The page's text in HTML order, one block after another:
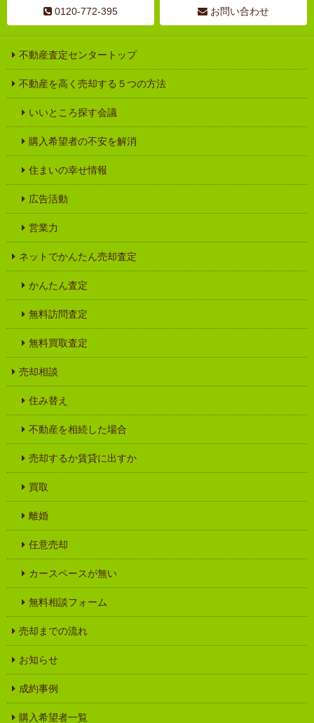
0120-772-395 お問い合わせ
不動産査定センタートップ
不動産を高く売却する５つの方法
いいところ探す会議
購入希望者の不安を解消
住まいの幸せ情報
広告活動
営業力
ネットでかんたん売却査定
かんたん査定
無料訪問査定
無料買取査定
売却相談
住み替え
不動産を相続した場合
売却するか賃貸に出すか
買取
離婚
任意売却
カースペースが無い
無料相談フォーム
売却までの流れ
お知らせ
成約事例
購入希望者一覧